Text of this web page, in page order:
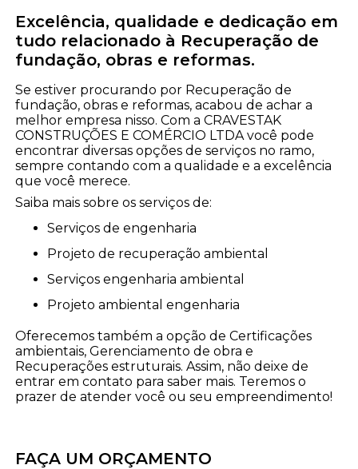
Excelência, qualidade e dedicação em
tudo relacionado à Recuperação de
fundação, obras e reformas.
Se estiver procurando por Recuperação de
fundação, obras e reformas, acabou de achar a
melhor empresa nisso. Com a CRAVESTAK
CONSTRUÇÕES E COMÉRCIO LTDA você pode
encontrar diversas opções de serviços no ramo,
sempre contando com a qualidade e a excelência
que você merece.
Saiba mais sobre os serviços de:
serviços de engenharia
projeto de recuperação ambiental
serviços engenharia ambiental
projeto ambiental engenharia
Oferecemos também a opção de Certificações
ambientais, Gerenciamento de obra e
Recuperações estruturais. Assim, não deixe de
entrar em contato para saber mais. Teremos o
prazer de atender você ou seu empreendimento!
FAÇA UM ORÇAMENTO